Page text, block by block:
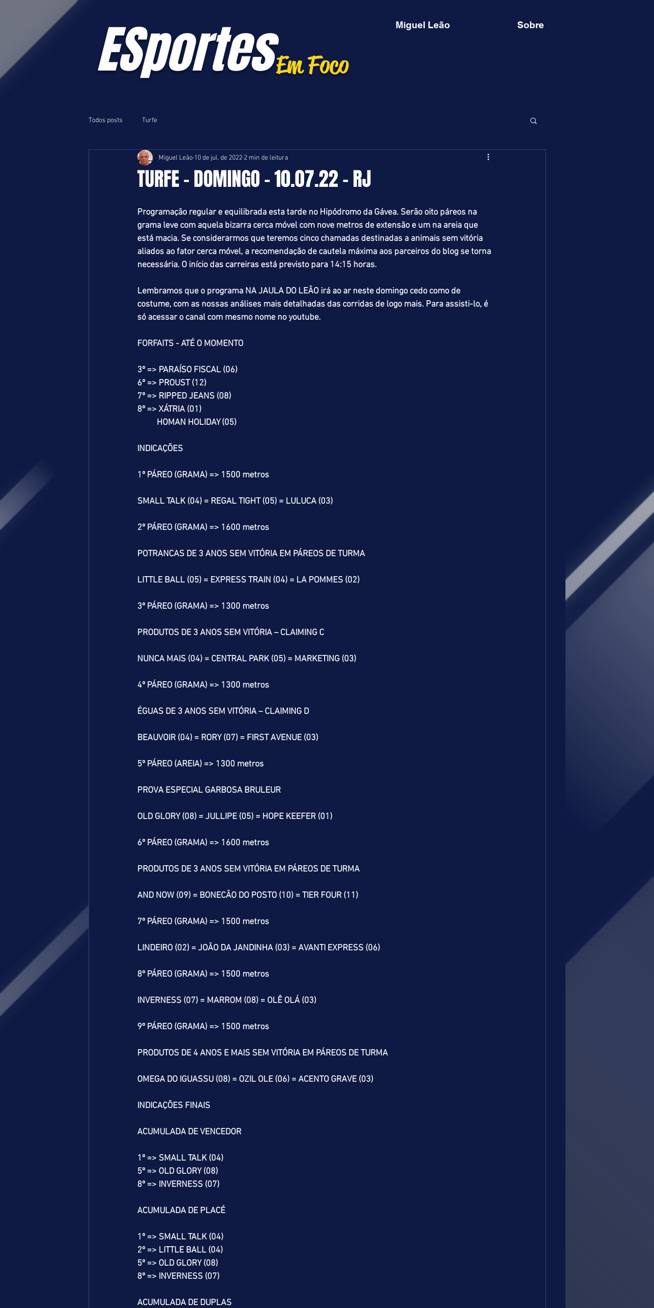
ESportesEm Foco
Miguel Leão Sobre
Todos posts Turfe
TURFE - DOMINGO - 10.07.22 - RJ
Miguel Leão 10 de jul. de 2022 2 min de leitura
Programação regular e equilibrada esta tarde no Hipódromo da Gávea. Serão oito páreos na
grama leve com aquela bizarra cerca móvel com nove metros de extensão e um na areia que
está macia. Se considerarmos que teremos cinco chamadas destinadas a animais sem vitória
aliados ao fator cerca móvel, a recomendação de cautela máxima aos parceiros do blog se torna
necessária. O início das carreiras está previsto para 14:15 horas.
Lembramos que o programa NA JAULA DO LEÃO irá ao ar neste domingo cedo como de
costume, com as nossas análises mais detalhadas das corridas de logo mais. Para assisti-lo, é
só acessar o canal com mesmo nome no youtube.
FORFAITS - ATÉ O MOMENTO
3º => PARAÍSO FISCAL (06)
6º => PROUST (12)
7º => RIPPED JEANS (08)
8º => XÁTRIA (01)
          HOMAN HOLIDAY (05)
INDICAÇÕES
1º PÁREO (GRAMA) => 1500 metros
SMALL TALK (04) = REGAL TIGHT (05) = LULUCA (03)
2º PÁREO (GRAMA) => 1600 metros
POTRANCAS DE 3 ANOS SEM VITÓRIA EM PÁREOS DE TURMA
LITTLE BALL (05) = EXPRESS TRAIN (04) = LA POMMES (02)
3º PÁREO (GRAMA) => 1300 metros
PRODUTOS DE 3 ANOS SEM VITÓRIA – CLAIMING C
NUNCA MAIS (04) = CENTRAL PARK (05) = MARKETING (03)
4º PÁREO (GRAMA) => 1300 metros
ÉGUAS DE 3 ANOS SEM VITÓRIA – CLAIMING D
BEAUVOIR (04) = RORY (07) = FIRST AVENUE (03)
5º PÁREO (AREIA) => 1300 metros
PROVA ESPECIAL GARBOSA BRULEUR
OLD GLORY (08) = JULLIPE (05) = HOPE KEEFER (01)
6º PÁREO (GRAMA) => 1600 metros
PRODUTOS DE 3 ANOS SEM VITÓRIA EM PÁREOS DE TURMA
AND NOW (09) = BONECÃO DO POSTO (10) = TIER FOUR (11)
7º PÁREO (GRAMA) => 1500 metros
LINDEIRO (02) = JOÃO DA JANDINHA (03) = AVANTI EXPRESS (06)
8º PÁREO (GRAMA) => 1500 metros
INVERNESS (07) = MARROM (08) = OLÊ OLÁ (03)
9º PÁREO (GRAMA) => 1500 metros
PRODUTOS DE 4 ANOS E MAIS SEM VITÓRIA EM PÁREOS DE TURMA
OMEGA DO IGUASSU (08) = OZIL OLE (06) = ACENTO GRAVE (03)
INDICAÇÕES FINAIS
ACUMULADA DE VENCEDOR
1º => SMALL TALK (04)
5º => OLD GLORY (08)
8º => INVERNESS (07)
ACUMULADA DE PLACÉ
1º => SMALL TALK (04)
2º => LITTLE BALL (04)
5º => OLD GLORY (08)
8º => INVERNESS (07)
ACUMULADA DE DUPLAS